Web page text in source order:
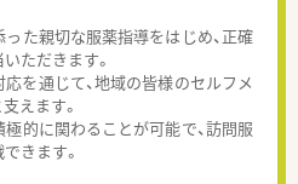
た親切な服薬指導をはじめ、正確
ただきます。
を通じて、地域の皆様のセルフメ
えます。
的に関わることが可能で、訪問服
きます。